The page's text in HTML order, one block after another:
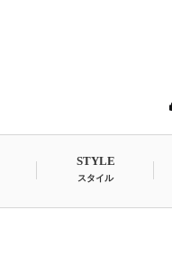
STYLE
スタイル